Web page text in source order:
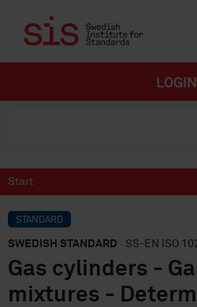
LOGIN
Start
STANDARD
SWEDISH STANDARD · SS-EN ISO
Gas cylinders -
mixtures -